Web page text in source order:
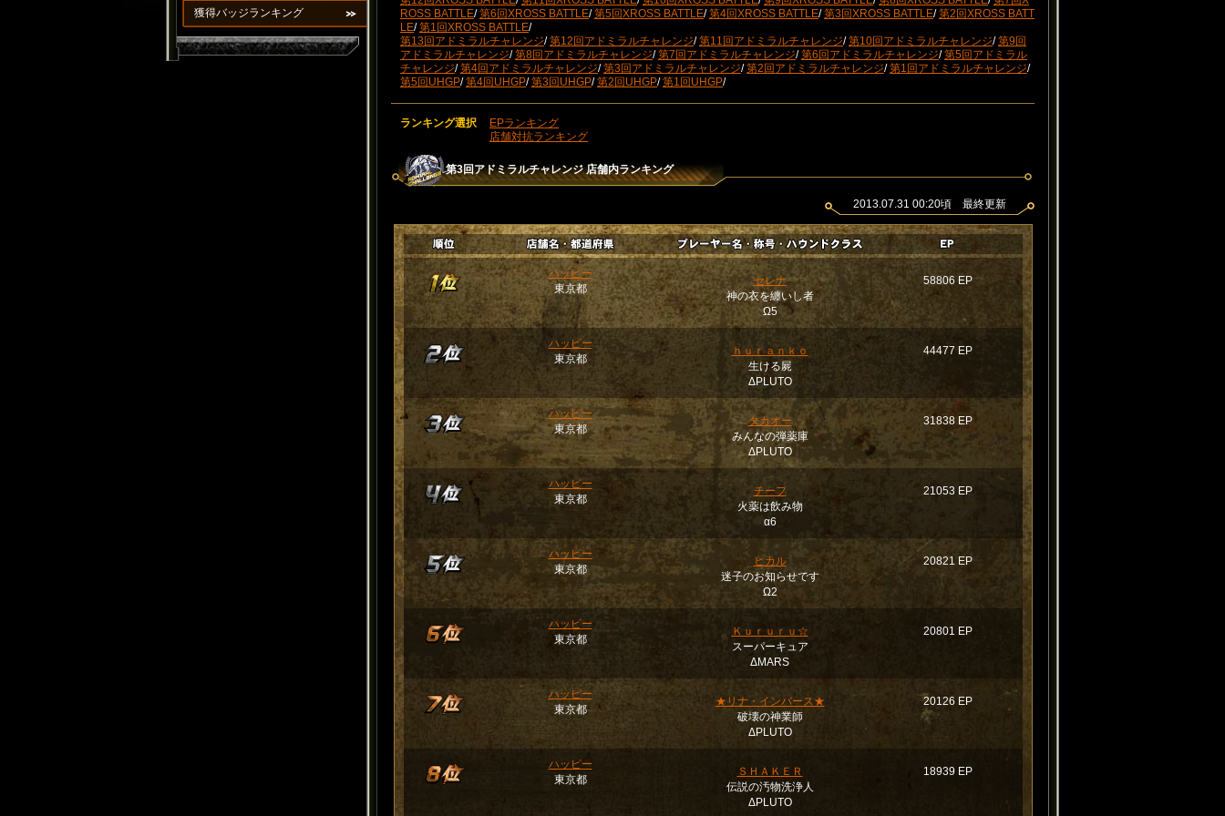
獲得バッジランキング
ROSS BATTLE/第6回XROSS BATTLE/第5回XROSS BATTLE/第4回XROSS BATTLE/第3回XROSS BATTLE/第2回XROSS BATT
LE/第1回XROSS BATTLE/
第13回アドミラルチャレンジ/第12回アドミラルチャレンジ/第11回アドミラルチャレンジ/第10回アドミラルチャレンジ/第9回
アドミラルチャレンジ/第8回アドミラルチャレンジ/第7回アドミラルチャレンジ/第6回アドミラルチャレンジ/第5回アドミラル
チャレンジ/第4回アドミラルチャレンジ/第3回アドミラルチャレンジ/第2回アドミラルチャレンジ/第1回アドミラルチャレンジ/
第5回UHGP/第4回UHGP/第3回UHGP/第2回UHGP/第1回UHGP/
ランキング選択
EPランキング
店舗対抗ランキング
第3回アドミラルチャレンジ店舗内ランキング
2013.07.31 00:20頃 最終更新
ハッピー
東京都
セレナ
神の衣を纏いし者
Ω5
58806 EP
ハッピー
東京都
ｈｕｒａｎｋｏ
生ける屍
ΔPLUTO
44477 EP
ハッピー
東京都
タカオー
みんなの弾薬庫
ΔPLUTO
31838 EP
ハッピー
東京都
チーフ
火薬は飲み物
α6
21053 EP
ハッピー
東京都
ヒカル
迷子のお知らせです
Ω2
20821 EP
ハッピー
東京都
Ｋｕｒｕｒｕ☆
スーパーキュア
ΔMARS
20801 EP
ハッピー
東京都
★リナ・インバース★
破壊の神業師
ΔPLUTO
20126 EP
ハッピー
東京都
ＳＨＡＫＥＲ
伝説の汚物洗浄人
ΔPLUTO
18939 EP